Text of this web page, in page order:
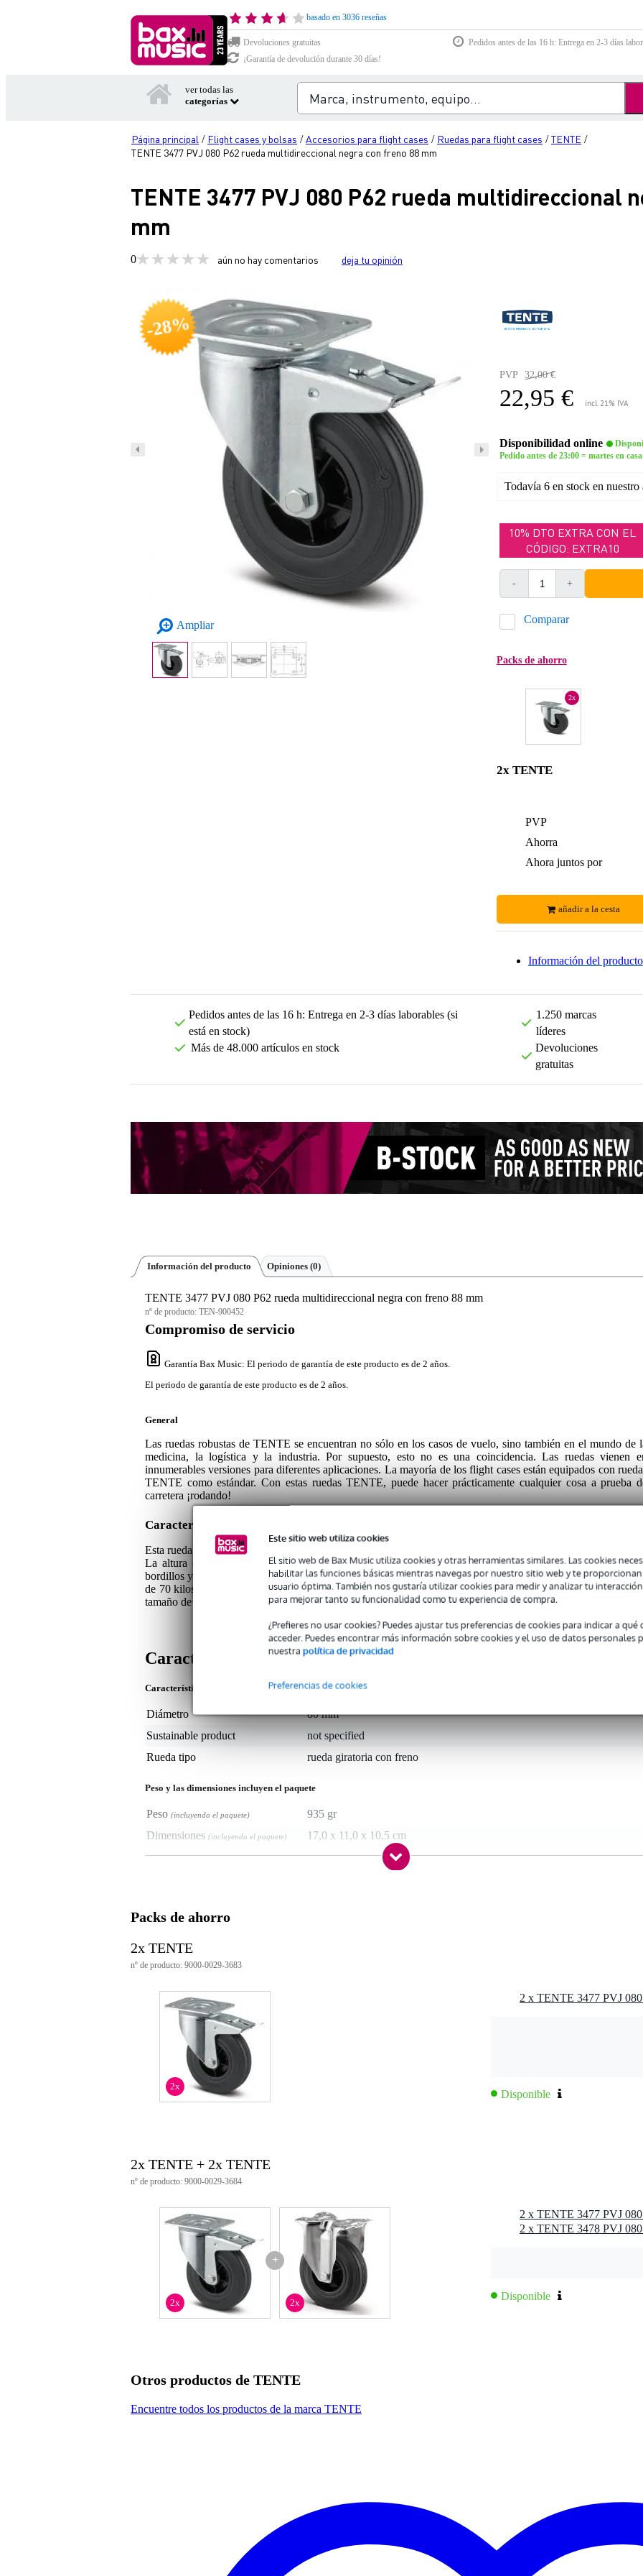
Este sitio web utiliza cookies
El sitio web de Bax Music utiliza cookies y otras herramientas similares. Las cookies
habilitar las funciones básicas mientras navegas por nuestro sitio web y te
usuario óptima. También nos gustaría utilizar cookies para medir y analizar tu
para mejorar tanto su funcionalidad como tu experiencia de compra.
¿Prefieres no usar cookies? Puedes ajustar tus preferencias de cookies para indicar a
acceder. Puedes encontrar más información sobre cookies y el uso de datos personales
nuestra política de privacidad
Preferencias de cookies
basado en 3036 reseñas
Devoluciones gratuitas
Pedidos antes de las 16 h: Entrega en 2-3 días
¡Garantía de devolución durante 30 días!
ver todas las
categorías
Página principal / Flight cases y bolsas /Accesorios para flight cases / Ruedas para flight cases /TENTE /
TENTE 3477 PVJ 080 P62 rueda multidireccional negra con freno 88 mm
TENTE 3477 PVJ 080 P62 rueda multidireccional
mm
0 aún no hay comentarios deja tu opinión
-28%
Ampliar
PVP 32,00 €
22,95 € incl. 21% IVA
Disponibilidad online
Pedido antes de 23:00 = martes en casa
Todavía 6 en stock en nuestro
10% DTO EXTRA CON EL
CÓDIGO: EXTRA10
- +
Comparar
Packs de ahorro
2x
2x TENTE
PVP
Ahorra
Ahora juntos por
añadir a la cesta
Información del producto
Pedidos antes de las 16 h: Entrega en 2-3 días laborables (si
está en stock)
Más de 48.000 artículos en stock
1.250 marcas
líderes
Devoluciones
gratuitas
Información del producto Opiniones (0)
TENTE 3477 PVJ 080 P62 rueda multidireccional negra con freno 88 mm
nº de producto: TEN-900452
Compromiso de servicio
Garantía Bax Music: El periodo de garantía de este producto es de 2 años.
El periodo de garantía de este producto es de 2 años.
General
Las ruedas robustas de TENTE se encuentran no sólo en los casos de vuelo, sino también en el mundo de
medicina, la logística y la industria. Por supuesto, esto no es una coincidencia. Las ruedas vienen
innumerables versiones para diferentes aplicaciones. La mayoría de los flight cases están equipados con
TENTE como estándar. Con estas ruedas TENTE, puede hacer prácticamente cualquier cosa a prueba
carretera ¡rodando!
Características de la rueda TENTE 3477 80mm con freno:
Esta rueda es ideal para atornillar debajo de una maleta o mueble DJ gracias a su conveniente placa de montaje.
La altura de la rueda es de 80 milímetros. Es lo suficientemente grande como para pasar por encima
bordillos y baches. La rueda de 35 milímetros de ancho es de goma negra resistente y la capacidad de carga
de 70 kilos por rueda. La altura de montaje es de sólo 108 milímetros, bastante pequeña teniendo en cuenta
tamaño de la rueda. Las ruedas disponen de freno para evitar que la carga se salga sin querer.
Características
Características del producto
Diámetro
80 mm
Sustainable product
not specified
Rueda tipo
rueda giratoria con freno
Peso y las dimensiones incluyen el paquete
Peso (incluyendo el paquete)
935 gr
Dimensiones (incluyendo el paquete) 17,0 x 11,0 x 10,5 cm
con placa de montaje
tamaño de la placa: 105 x 85 mm
distancia entre agujeros: 80/77 x 60 mm
agujero de fijación: 9 mm
extensión: 44,5 mm
altura de construcción: 108 mm
temperatura de funcionamiento: de -20 a 60 grados centígrados
norma estándar: EN 12532
capacidad de carga dinámica: 70 kg
capacidad de carga estática: 140 kg
color: negro
Packs de ahorro
2x TENTE
nº de producto: 9000-0029-3683
2x
Disponible
2x TENTE + 2x TENTE
nº de producto: 9000-0029-3684
+
2x 2x
2 x TENTE 3478 PVJ
Disponible
Otros productos de TENTE
Encuentre todos los productos de la marca TENTE